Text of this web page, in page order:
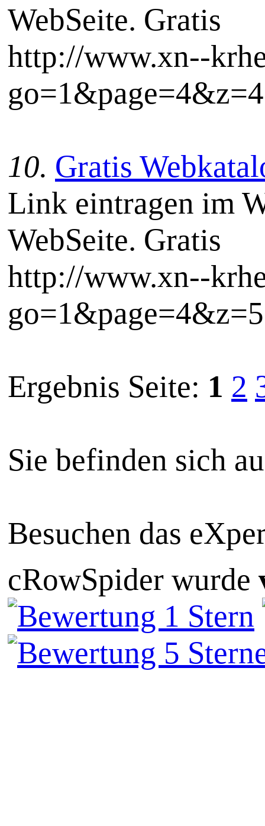
WebSeite. Gratis
http://www.xn--
10. Gratis
Link eintragen im
WebSeite. Gratis
http://www.xn--
Ergebnis Seite: 1 2
Sie befinden sich
Besuchen das
cRowSpider wurde